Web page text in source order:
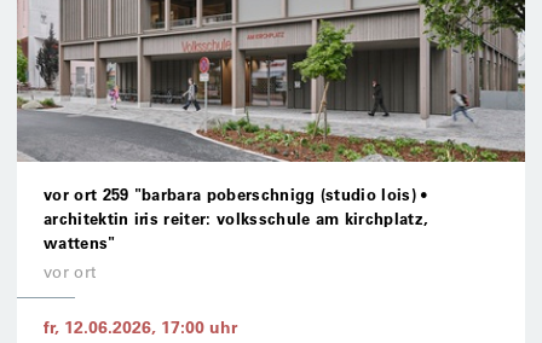
vor ort 259 "barbara poberschnigg (studio lois) •
architektin iris reiter: volksschule am kirchplatz,
wattens"
vor ort
fr, 12.06.2026, 17:00 uhr